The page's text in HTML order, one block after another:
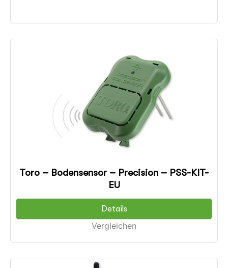
Toro – Bodensensor – Precision – PSS-KIT-
EU
Details
Vergleichen